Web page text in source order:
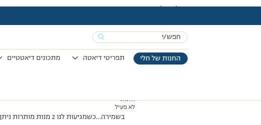
Search
for:החנות של חלי תפריטי דיאטה מתכונים דיאטטיים
עמוד הבית>דיונים>פורום>לאיוש (:
מוצגות 2 תגובות – 1 עד 2 (מתוך 2 סה״כ)
14/03/2008 בשעה 13:57
#49285
אלמוני
לא פעיל
בשמירה…כשמגיעות לנו 2 מנות מותרות ניתן לאכול אותן ביחד באותו היום?